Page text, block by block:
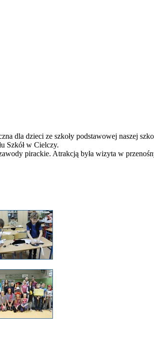
dla dzieci ze szkoły podstawowej naszej
Szkół w Cielczy.
pirackie. Atrakcją była wizyta w